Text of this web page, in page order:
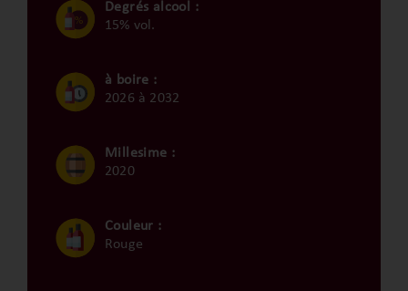
Degrés alcool :
15% vol.
à boire :
2026 à 2032
Millesime :
2020
Couleur :
Rouge